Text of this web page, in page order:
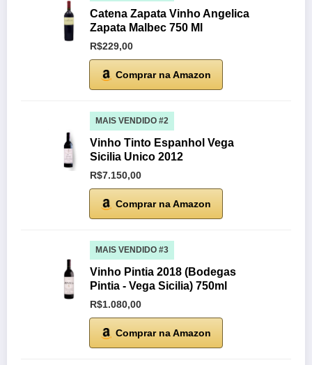
Catena Zapata Vinho Angelica
Zapata Malbec 750 Ml
R$229,00
Comprar na Amazon
MAIS VENDIDO #2
Vinho Tinto Espanhol Vega
Sicilia Unico 2012
R$7.150,00
Comprar na Amazon
MAIS VENDIDO #3
Vinho Pintia 2018 (Bodegas
Pintia - Vega Sicilia) 750ml
R$1.080,00
Comprar na Amazon